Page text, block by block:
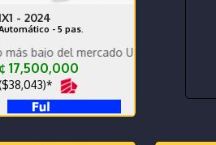
vender
IX1 - 2024
- 5 pas.
mercado Urge vender
¢ 17,500,000